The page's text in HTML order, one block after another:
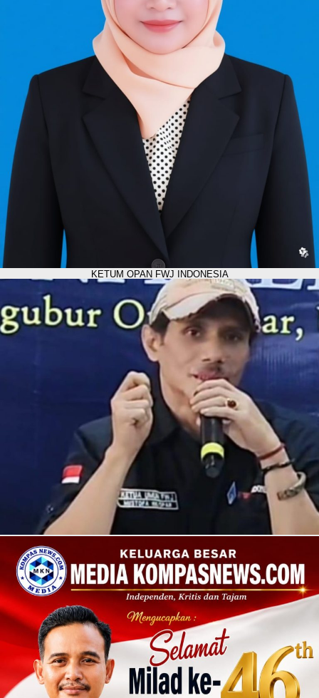
KETUM OPAN FWJ INDONESIA